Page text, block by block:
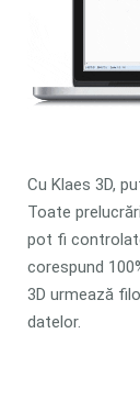
Cu Klaes 3D,
Toate
pot fi
corespund
3D urmează
datelor.